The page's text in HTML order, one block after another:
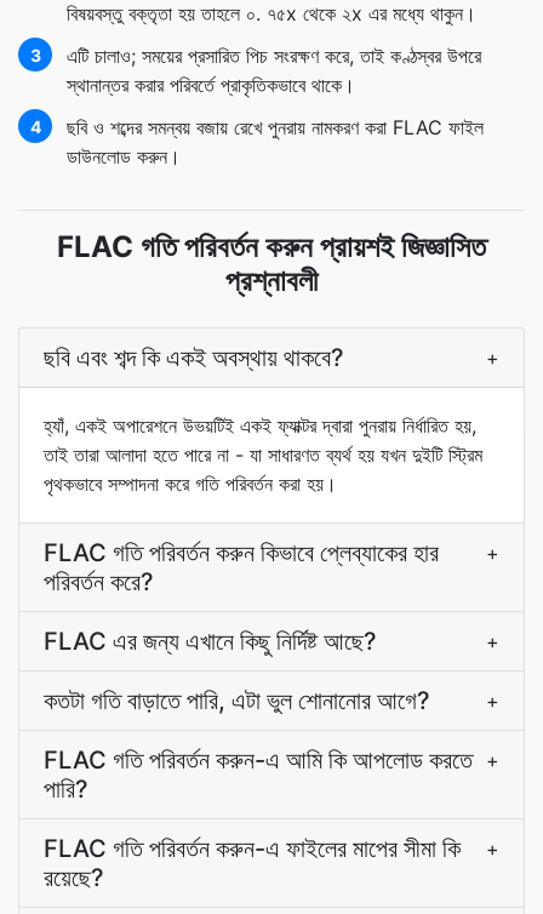
বিষয়বস্তু বক্তৃতা হয় তাহলে ০. ৭৫x থেকে ২x এর মধ্যে থাকুন।
3
এটি চালাও; সময়ের প্রসারিত পিচ সংরক্ষণ করে, তাই কণ্ঠস্বর উপরে
স্থানান্তর করার পরিবর্তে প্রাকৃতিকভাবে থাকে।
4
ছবি ও শব্দের সমন্বয় বজায় রেখে পুনরায় নামকরণ করা FLAC ফাইল
ডাউনলোড করুন।
FLAC গতি পরিবর্তন করুন প্রায়শই জিজ্ঞাসিত
প্রশ্নাবলী
ছবি এবং শব্দ কি একই অবস্থায় থাকবে? +
হ্যাঁ, একই অপারেশনে উভয়টিই একই ফ্যাক্টর দ্বারা পুনরায় নির্ধারিত হয়,
তাই তারা আলাদা হতে পারে না - যা সাধারণত ব্যর্থ হয় যখন দুইটি স্ট্রিম
পৃথকভাবে সম্পাদনা করে গতি পরিবর্তন করা হয়।
FLAC গতি পরিবর্তন করুন কিভাবে প্লেব্যাকের হার
পরিবর্তন করে?
+
FLAC এর জন্য এখানে কিছু নির্দিষ্ট আছে? +
কতটা গতি বাড়াতে পারি, এটা ভুল শোনানোর আগে? +
FLAC গতি পরিবর্তন করুন-এ আমি কি আপলোড করতে
পারি?
+
FLAC গতি পরিবর্তন করুন-এ ফাইলের মাপের সীমা কি
রয়েছে?
+